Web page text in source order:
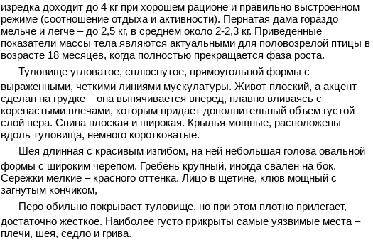
изредка доходит до 4 кг при хорошем рационе и правильно выстроенном
режиме (соотношение отдыха и активности). Пернатая дама гораздо
мельче и легче – до 2,5 кг, в среднем около 2-2,3 кг. Приведенные
показатели массы тела являются актуальными для половозрелой птицы в
возрасте 18 месяцев, когда полностью прекращается фаза роста.
Туловище угловатое, сплюснутое, прямоугольной формы с
выраженными, четкими линиями мускулатуры. Живот плоский, а акцент
сделан на грудке – она выпячивается вперед, плавно вливаясь с
коренастыми плечами, которым придает дополнительный объем густой
слой пера. Спина плоская и широкая. Крылья мощные, расположены
вдоль туловища, немного коротковатые.
Шея длинная с красивым изгибом, на ней небольшая голова овальной
формы с широким черепом. Гребень крупный, иногда свален на бок.
Сережки мелкие – красного оттенка. Лицо в щетине, клюв мощный с
загнутым кончиком,
Перо обильно покрывает туловище, но при этом плотно прилегает,
достаточно жесткое. Наиболее густо прикрыты самые уязвимые места –
плечи, шея, седло и грива.